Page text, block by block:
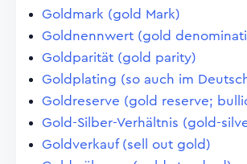
Goldmark (gold Mark)
Goldnennwert (gold
Goldparität (gold parity)
Goldplating (so auch im
Goldreserve (gold reserve;
Gold-Silber-Verhältnis (gold-
Goldverkauf (sell out gold)